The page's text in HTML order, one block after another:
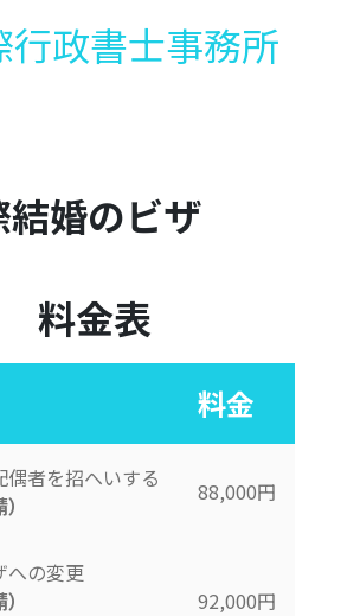
行政書士事務所
結婚のビザ
料金表
料金
偶者を招へいする
88,000円
への変更
92,000円